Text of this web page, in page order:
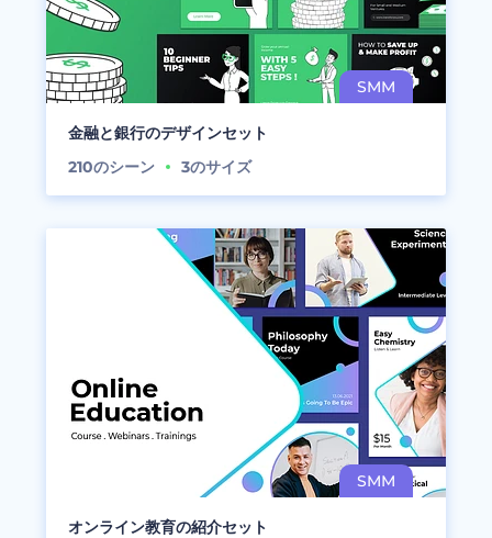
金融と銀行のデザインセット
210のシーン 3のサイズ
オンライン教育の紹介セット